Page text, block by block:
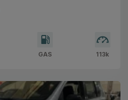
GAS 113k